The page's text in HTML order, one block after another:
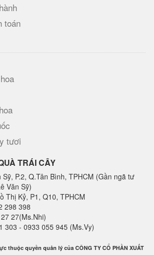
toán
tươi
TRÁI CÂY
Sỹ, P.2, Q.Tân Bình, TPHCM (Gần ngã tư
Văn Sỹ)
Thị Kỷ, P1, Q10, TPHCM
298 398
27(Ms.Nhi)
303 - 0933 055 945 (Ms.Vy)
thuộc quyền quản lý của CÔNG TY CỔ PHẦN XUẤT